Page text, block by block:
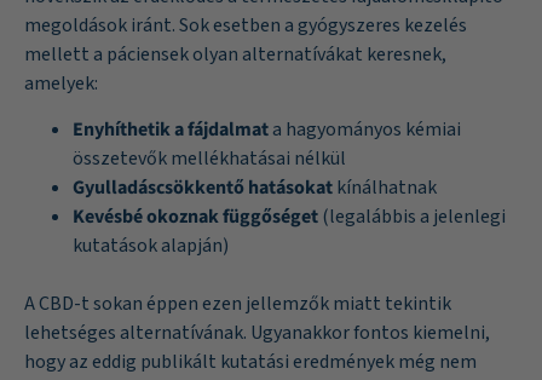
megoldások iránt. Sok esetben a gyógyszeres kezelés
mellett a páciensek olyan alternatívákat keresnek,
amelyek:
Enyhíthetik a fájdalmata hagyományos kémiai
összetevők mellékhatásai nélkül
Gyulladáscsökkentő hatásokatkínálhatnak
Kevésbé okoznak függőséget(legalábbis a jelenlegi
kutatások alapján)
A CBD-t sokan éppen ezen jellemzők miatt tekintik
lehetséges alternatívának. Ugyanakkor fontos kiemelni,
hogy az eddig publikált kutatási eredmények még nem